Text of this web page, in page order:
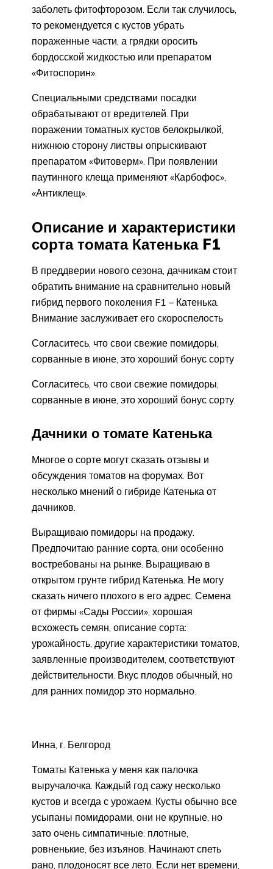
заболеть фитофторозом. Если так случилось,
то рекомендуется с кустов убрать
пораженные части, а грядки оросить
бордосской жидкостью или препаратом
«Фитоспорин».
Специальными средствами посадки
обрабатывают от вредителей. При
поражении томатных кустов белокрылкой,
нижнюю сторону листвы опрыскивают
препаратом «Фитоверм». При появлении
паутинного клеща применяют «Карбофос»,
«Антиклещ».
Описание и характеристики
сорта томата Катенька F1
В преддверии нового сезона, дачникам стоит
обратить внимание на сравнительно новый
гибрид первого поколения F1 – Катенька.
Внимание заслуживает его скороспелость
Согласитесь, что свои свежие помидоры,
сорванные в июне, это хороший бонус сорту
Согласитесь, что свои свежие помидоры,
сорванные в июне, это хороший бонус сорту.
Дачники о томате Катенька
Многое о сорте могут сказать отзывы и
обсуждения томатов на форумах. Вот
несколько мнений о гибриде Катенька от
дачников.
Выращиваю помидоры на продажу.
Предпочитаю ранние сорта, они особенно
востребованы на рынке. Выращиваю в
открытом грунте гибрид Катенька. Не могу
сказать ничего плохого в его адрес. Семена
от фирмы «Сады России», хорошая
всхожесть семян, описание сорта:
урожайность, другие характеристики томатов,
заявленные производителем, соответствуют
действительности. Вкус плодов обычный, но
для ранних помидор это нормально.
Инна, г. Белгород
Томаты Катенька у меня как палочка
выручалочка. Каждый год сажу несколько
кустов и всегда с урожаем. Кусты обычно все
усыпаны помидорами, они не крупные, но
зато очень симпатичные: плотные,
ровненькие, без изъянов. Начинают спеть
рано, плодоносят все лето. Если нет времени,